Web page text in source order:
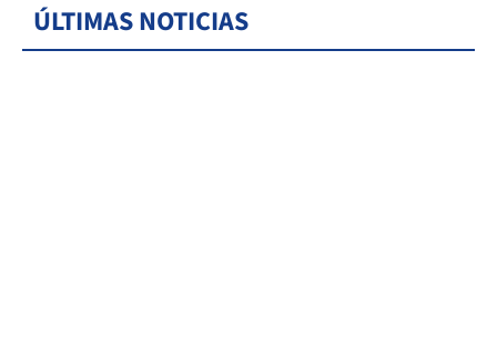
ÚLTIMAS NOTICIAS